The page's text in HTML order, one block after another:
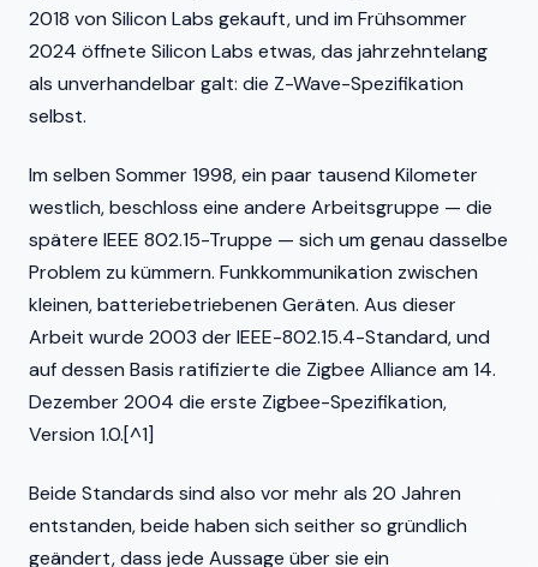
2018 von Silicon Labs gekauft, und im Frühsommer
2024 öffnete Silicon Labs etwas, das jahrzehntelang
als unverhandelbar galt: die Z-Wave-Spezifikation
selbst.
Im selben Sommer 1998, ein paar tausend Kilometer
westlich, beschloss eine andere Arbeitsgruppe — die
spätere IEEE 802.15-Truppe — sich um genau dasselbe
Problem zu kümmern. Funkkommunikation zwischen
kleinen, batteriebetriebenen Geräten. Aus dieser
Arbeit wurde 2003 der IEEE-802.15.4-Standard, und
auf dessen Basis ratifizierte die Zigbee Alliance am 14.
Dezember 2004 die erste Zigbee-Spezifikation,
Version 1.0.[^1]
Beide Standards sind also vor mehr als 20 Jahren
entstanden, beide haben sich seither so gründlich
geändert, dass jede Aussage über sie ein